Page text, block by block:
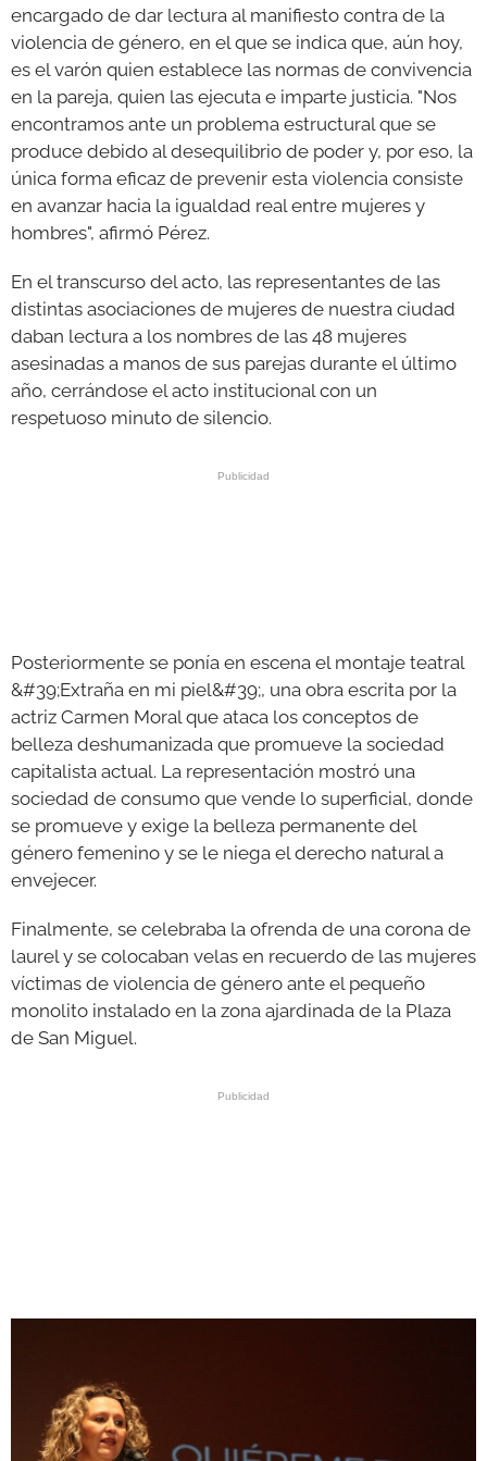
encargado de dar lectura al manifiesto contra de la
violencia de género, en el que se indica que, aún hoy,
es el varón quien establece las normas de convivencia
en la pareja, quien las ejecuta e imparte justicia. "Nos
encontramos ante un problema estructural que se
produce debido al desequilibrio de poder y, por eso, la
única forma eficaz de prevenir esta violencia consiste
en avanzar hacia la igualdad real entre mujeres y
hombres", afirmó Pérez.
En el transcurso del acto, las representantes de las
distintas asociaciones de mujeres de nuestra ciudad
daban lectura a los nombres de las 48 mujeres
asesinadas a manos de sus parejas durante el último
año, cerrándose el acto institucional con un
respetuoso minuto de silencio.
Posteriormente se ponía en escena el montaje teatral
&#39;Extraña en mi piel&#39;, una obra escrita por la
actriz Carmen Moral que ataca los conceptos de
belleza deshumanizada que promueve la sociedad
capitalista actual. La representación mostró una
sociedad de consumo que vende lo superficial, donde
se promueve y exige la belleza permanente del
género femenino y se le niega el derecho natural a
envejecer.
Finalmente, se celebraba la ofrenda de una corona de
laurel y se colocaban velas en recuerdo de las mujeres
víctimas de violencia de género ante el pequeño
monolito instalado en la zona ajardinada de la Plaza
de San Miguel.